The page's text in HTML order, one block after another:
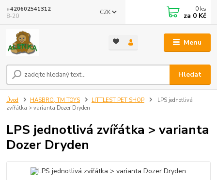
Menu
CZK
Hledat
+420602541312
8-20
0 ks
za 0 Kč
Úvod HASBRO, TM TOYS LITTLEST PET SHOP
LPS jednotlivá
zvířátka > varianta Dozer Dryden
LPS jednotlivá zvířátka > varianta
Dozer Dryden